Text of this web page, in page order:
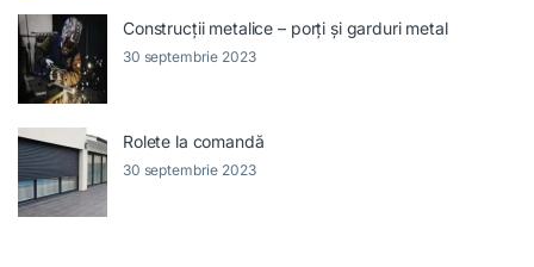
Construcții metalice – porți și garduri metal
30 septembrie 2023
Rolete la comandă
30 septembrie 2023